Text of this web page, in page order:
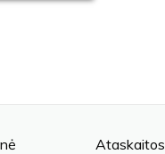
Ataskaitos